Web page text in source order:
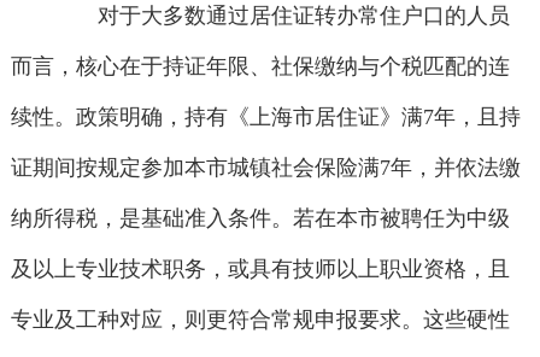
对于大多数通过居住证转办常住户口的人员
而言，核心在于持证年限、社保缴纳与个税匹配的连
续性。政策明确，持有《上海市居住证》满7年，且持
证期间按规定参加本市城镇社会保险满7年，并依法缴
纳所得税，是基础准入条件。若在本市被聘任为中级
及以上专业技术职务，或具有技师以上职业资格，且
专业及工种对应，则更符合常规申报要求。这些硬性